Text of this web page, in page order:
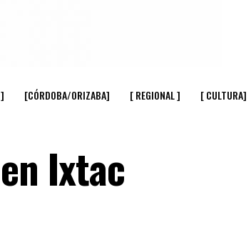
[CÓRDOBA/ORIZABA] [ REGIONAL ] [ CULTURA]
Ixtac